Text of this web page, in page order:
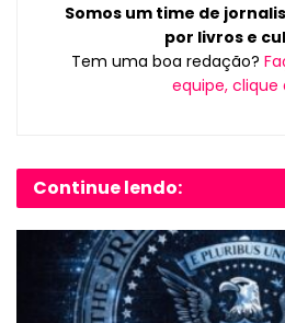
Somos um time de
por livros e
Tem uma boa redação?
equipe, clique
Continue lendo: